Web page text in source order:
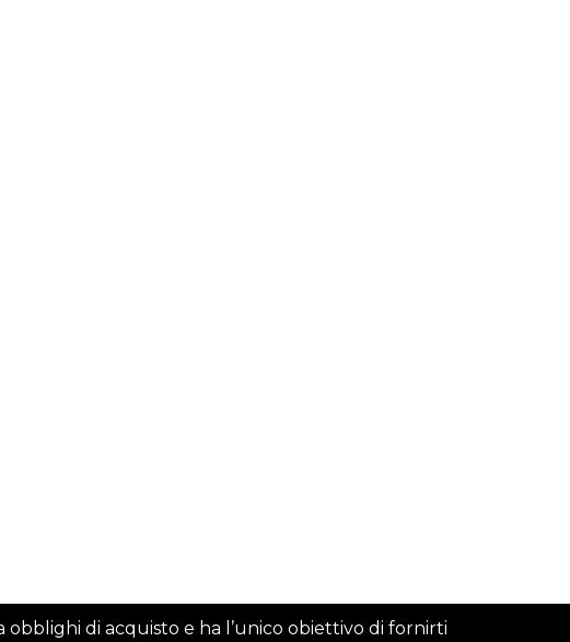
di acquisto e ha l’unico obiettivo di fornirti